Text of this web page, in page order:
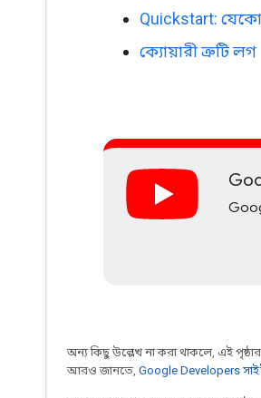
Quickstart:
ক্যোয়ারী ত্রুটি লগ
অন্য কিছু উল্লেখ না করা থাকলে, এই পৃষ্ঠার
আরও জানতে, Google Developers